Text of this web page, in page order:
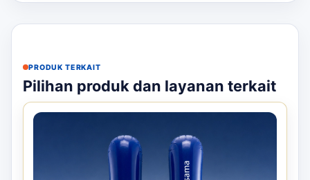
PRODUK TERKAIT
Pilihan produk dan layanan terkait